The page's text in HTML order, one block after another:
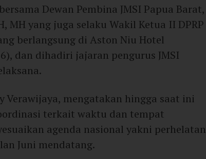
Dewan Pembina JMSI Papua Barat,
MH yang juga selaku Wakil Ketua II DPRP
berlangsung di Aston Niu Hotel
dan dihadiri jajaran pengurus JMSI
Verawijaya, mengatakan hingga saat ini
terkait waktu dan tempat
agenda nasional yakni perhelatan
Juni mendatang.